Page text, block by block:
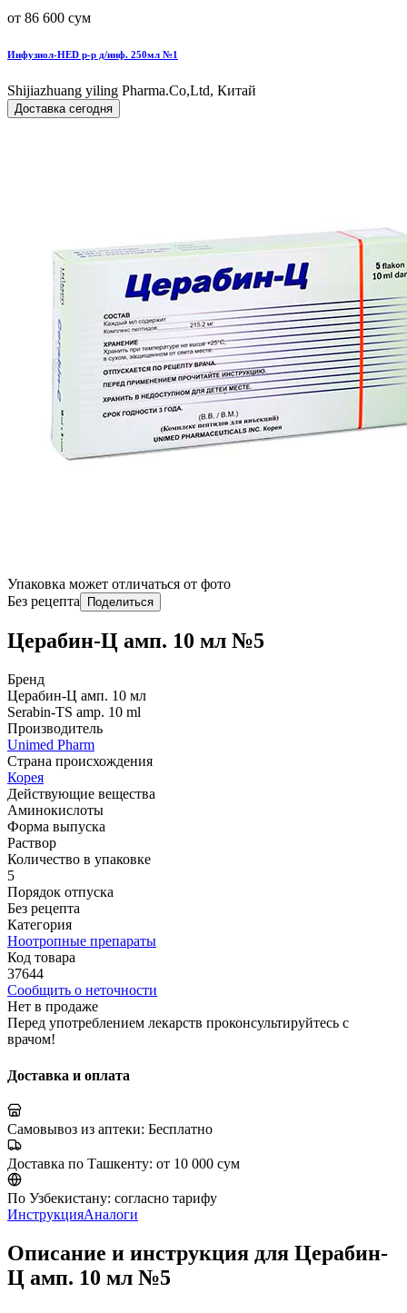
от 86 600 сум
Инфузиол-HED р-р д/инф. 250мл №1
Shijiazhuang yiling Pharma.Co,Ltd, Китай
Доставка сегодня
Упаковка может отличаться от фото
Без рецепта
Поделиться
Церабин-Ц амп. 10 мл №5
Бренд
Церабин-Ц амп. 10 мл
Serabin-TS amp. 10 ml
Производитель
Unimed Pharm
Страна происхождения
Корея
Действующие вещества
Аминокислоты
Форма выпуска
Раствор
Количество в упаковке
5
Порядок отпуска
Без рецепта
Категория
Ноотропные препараты
Код товара
37644
Сообщить о неточности
Нет в продаже
Перед употреблением лекарств проконсультируйтесь с
врачом!
Доставка и оплата
Самовывоз из аптеки: Бесплатно
Доставка по Ташкенту: от 10 000 сум
По Узбекистану: согласно тарифу
ИнструкцияАналоги
Описание и инструкция для Церабин-
Ц амп. 10 мл №5